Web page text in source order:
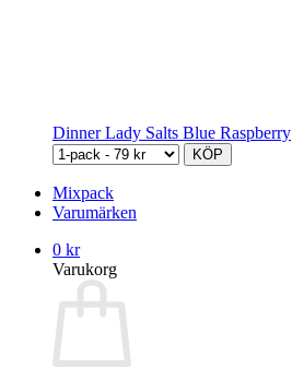
Dinner Lady Salts Blue Raspberry
KÖP
Mixpack
Varumärken
0 kr
Varukorg